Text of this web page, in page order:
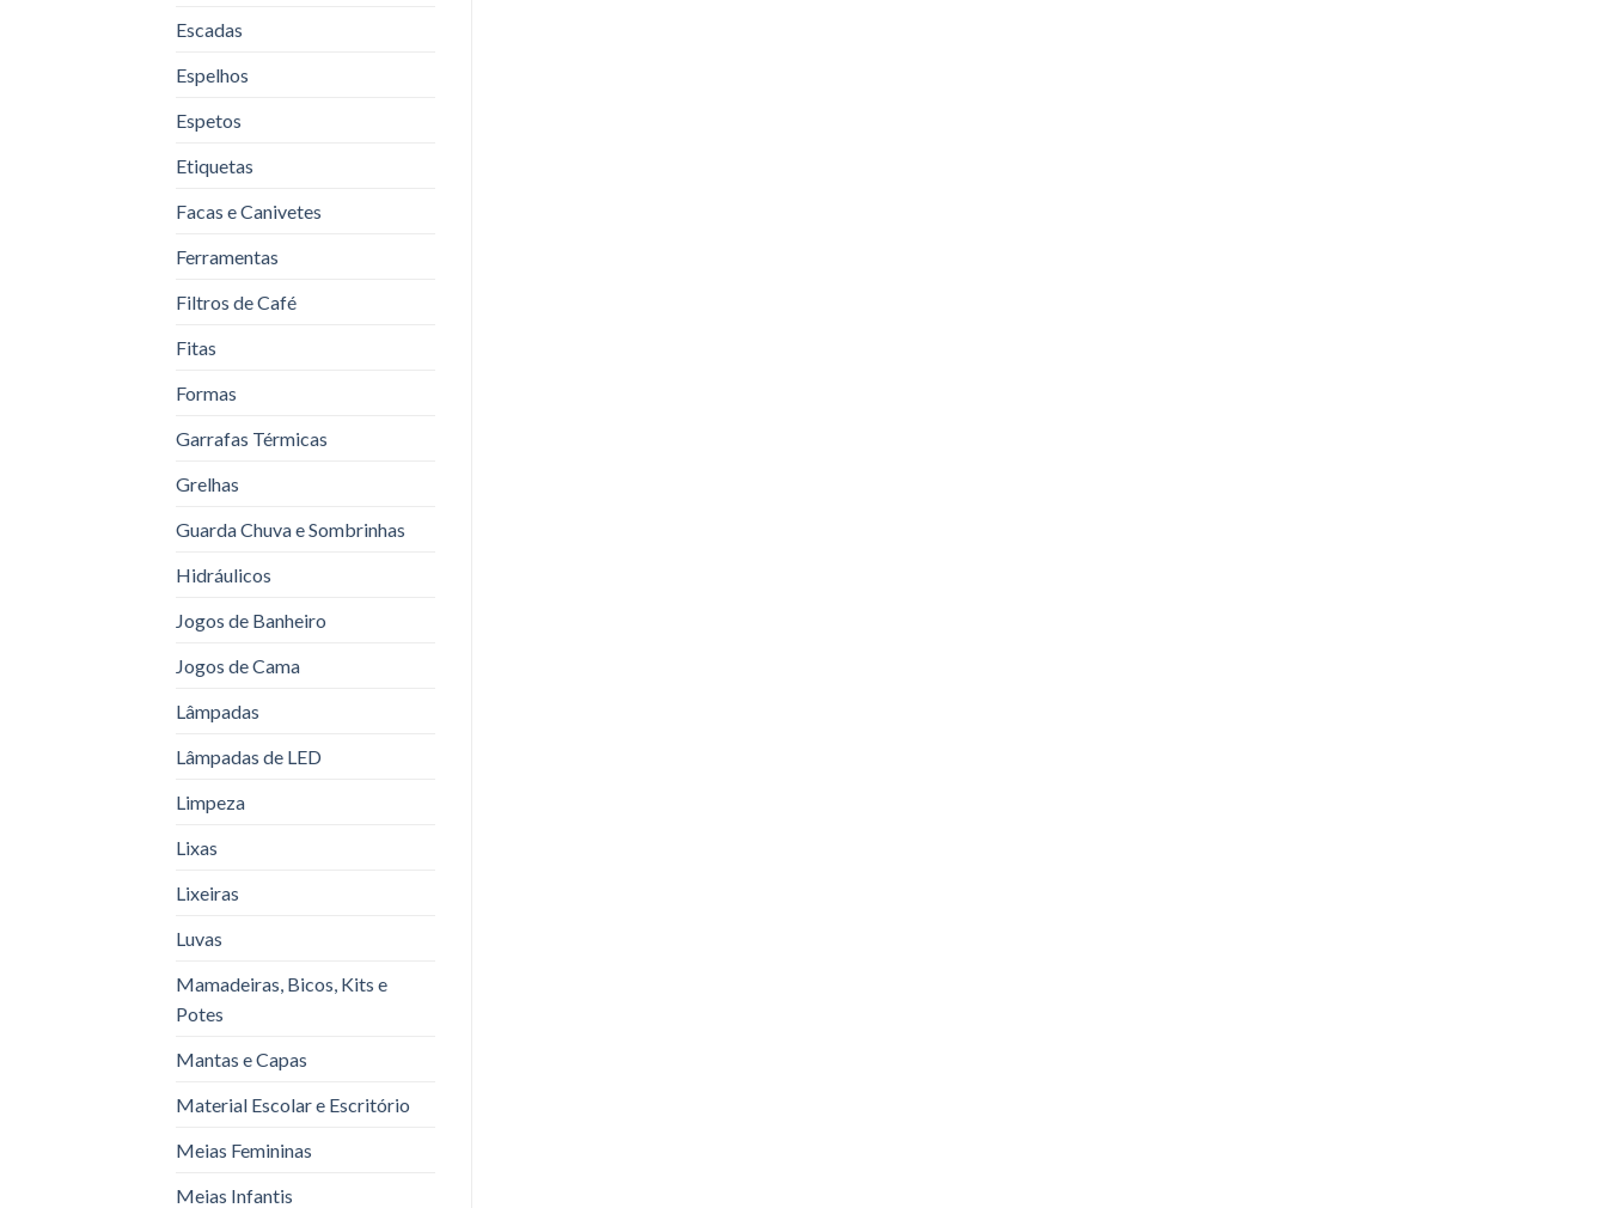
Escadas
Espelhos
Espetos
Etiquetas
Facas e Canivetes
Ferramentas
Filtros de Café
Fitas
Formas
Garrafas Térmicas
Grelhas
Guarda Chuva e Sombrinhas
Hidráulicos
Jogos de Banheiro
Jogos de Cama
Lâmpadas
Lâmpadas de LED
Limpeza
Lixas
Lixeiras
Luvas
Mamadeiras, Bicos, Kits e
Potes
Mantas e Capas
Material Escolar e Escritório
Meias Femininas
Meias Infantis